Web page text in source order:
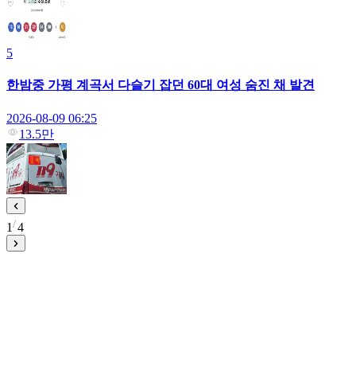
5
한밤중 가평 계곡서 다슬기 잡던 60대 여성 숨진 채 발견
2026-08-09 06:25
13.5만
1 4